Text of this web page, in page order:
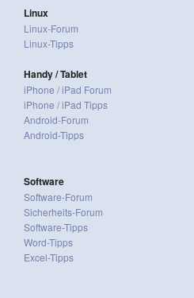
Linux
Linux-Forum
Linux-Tipps
Handy / Tablet
iPhone / iPad Forum
iPhone / iPad Tipps
Android-Forum
Android-Tipps
Software
Software-Forum
Sicherheits-Forum
Software-Tipps
Word-Tipps
Excel-Tipps